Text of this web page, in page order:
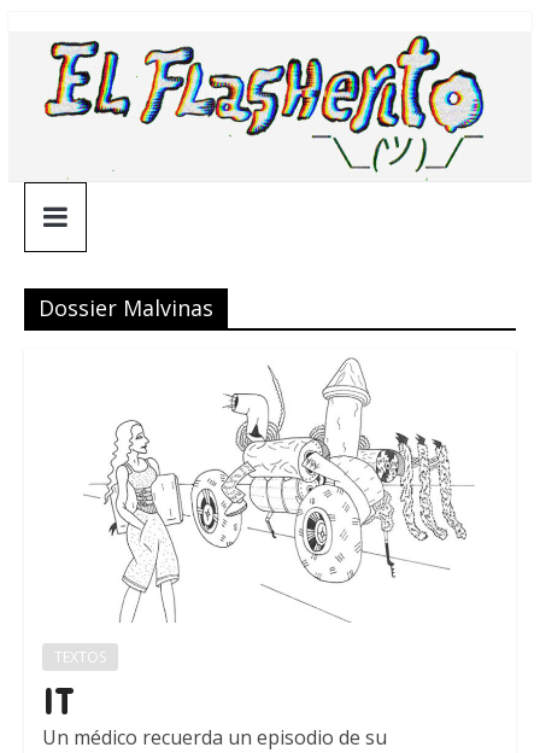
contenido
¯\_(ツ)_/
¯
Dossier Malvinas
TEXTOS
IT
Un médico recuerda un episodio de su